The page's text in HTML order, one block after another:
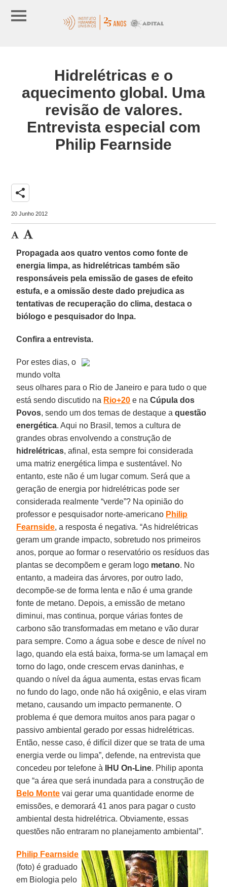
Hidrelétricas e o
aquecimento global. Uma
revisão de valores.
Entrevista especial com
Philip Fearnside
share
20 Junho 2012
Propagada aos quatro ventos como fonte de
energia limpa, as hidrelétricas também são
responsáveis pela emissão de gases de efeito
estufa, e a omissão deste dado prejudica as
tentativas de recuperação do clima, destaca o
biólogo e pesquisador do Inpa.
Confira a entrevista.
Por estes dias, o
mundo volta
seus olhares para o Rio de Janeiro e para tudo o que
está sendo discutido na Rio+20 e naCúpula dos
Povos, sendo um dos temas de destaque aquestão
energética. Aqui no Brasil, temos a cultura de
grandes obras envolvendo a construção de
hidrelétricas, afinal, esta sempre foi considerada
uma matriz energética limpa e sustentável. No
entanto, este não é um lugar comum. Será que a
geração de energia por hidrelétricas pode ser
considerada realmente “verde”? Na opinião do
professor e pesquisador norte-americano Philip
Fearnside, a resposta é negativa. “As hidrelétricas
geram um grande impacto, sobretudo nos primeiros
anos, porque ao formar o reservatório os resíduos das
plantas se decompõem e geram logo metano. No
entanto, a madeira das árvores, por outro lado,
decompõe-se de forma lenta e não é uma grande
fonte de metano. Depois, a emissão de metano
diminui, mas continua, porque várias fontes de
carbono são transformadas em metano e vão durar
para sempre. Como a água sobe e desce de nível no
lago, quando ela está baixa, forma-se um lamaçal em
torno do lago, onde crescem ervas daninhas, e
quando o nível da água aumenta, estas ervas ficam
no fundo do lago, onde não há oxigênio, e elas viram
metano, causando um impacto permanente. O
problema é que demora muitos anos para pagar o
passivo ambiental gerado por essas hidrelétricas.
Então, nesse caso, é difícil dizer que se trata de uma
energia verde ou limpa”, defende, na entrevista que
concedeu por telefone à
IHU On-Line. Philip aponta
que “a área que será inundada para a construção de
Belo Monte vai gerar uma quantidade enorme de
emissões, e demorará 41 anos para pagar o custo
ambiental desta hidrelétrica. Obviamente, essas
questões não entraram no planejamento ambiental”.
Philip Fearnside
(foto) é graduado
em Biologia pelo